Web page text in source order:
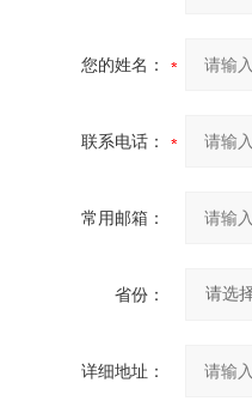
您的姓名：
联系电话：
常用邮箱：
省份：
详细地址：